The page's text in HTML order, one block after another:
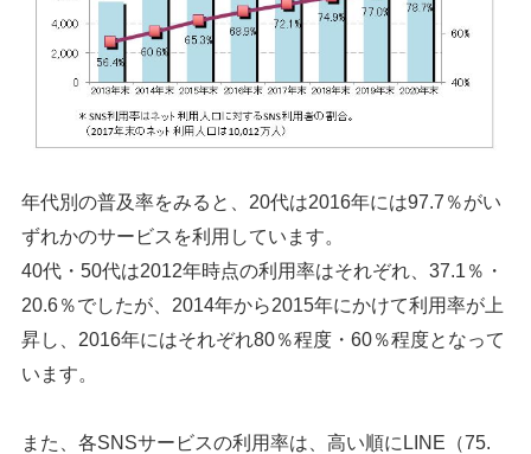
年代別の普及率をみると、20代は2016年には97.7％がい
ずれかのサービスを利用しています。
40代・50代は2012年時点の利用率はそれぞれ、37.1％・
20.6％でしたが、2014年から2015年にかけて利用率が上
昇し、2016年にはそれぞれ80％程度・60％程度となって
います。
また、各SNSサービスの利用率は、高い順にLINE（75.